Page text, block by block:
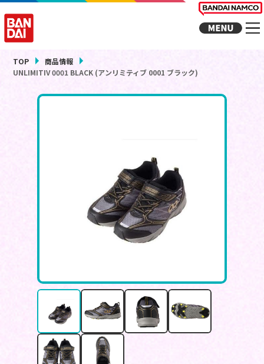
TOP
商品情報
UNLIMITIV 0001 BLACK (アンリミティブ 0001 ブラック)